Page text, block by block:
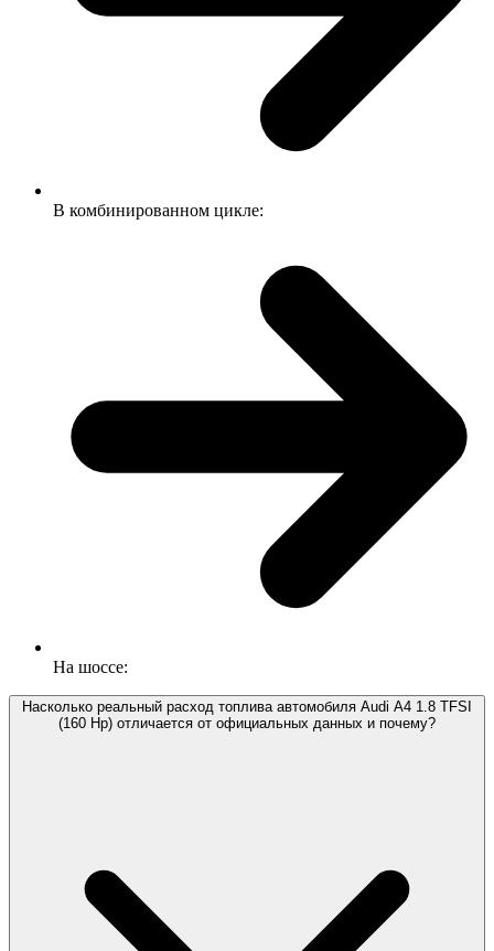
В комбинированном цикле:
На шоссе:
Насколько реальный расход топлива автомобиля Audi A4 1.8 TFSI
(160 Hp) отличается от официальных данных и почему?